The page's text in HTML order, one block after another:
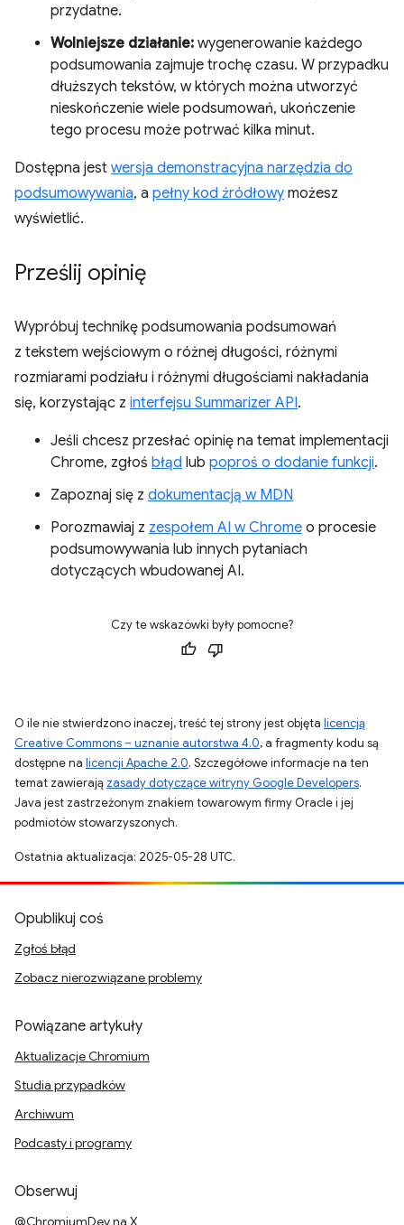
przydatne.
Wolniejsze działanie: wygenerowanie każdego
podsumowania zajmuje trochę czasu. W przypadku
dłuższych tekstów, w których można utworzyć
nieskończenie wiele podsumowań, ukończenie
tego procesu może potrwać kilka minut.
Dostępna jest wersja demonstracyjna narzędzia do
podsumowywania, a pełny kod źródłowy możesz
wyświetlić.
Prześlij opinię
Wypróbuj technikę podsumowania podsumowań
z tekstem wejściowym o różnej długości, różnymi
rozmiarami podziału i różnymi długościami nakładania
się, korzystając z interfejsu Summarizer API.
Jeśli chcesz przesłać opinię na temat implementacji
Chrome, zgłoś błąd lub poproś o dodanie funkcji.
Zapoznaj się z dokumentacją w MDN
Porozmawiaj z zespołem AI w Chrome o procesie
podsumowywania lub innych pytaniach
dotyczących wbudowanej AI.
Czy te wskazówki były pomocne?
O ile nie stwierdzono inaczej, treść tej strony jest objęta licencją
Creative Commons – uznanie autorstwa 4.0, a fragmenty kodu są
dostępne na licencji Apache 2.0. Szczegółowe informacje na ten
temat zawierają zasady dotyczące witryny Google Developers.
Java jest zastrzeżonym znakiem towarowym firmy Oracle i jej
podmiotów stowarzyszonych.
Ostatnia aktualizacja: 2025-05-28 UTC.
Opublikuj coś
Zgłoś błąd
Zobacz nierozwiązane problemy
Powiązane artykuły
Aktualizacje Chromium
Studia przypadków
Archiwum
Podcasty i programy
Obserwuj
@ChromiumDev na X